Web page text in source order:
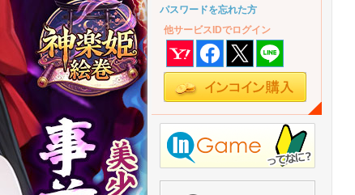
パスワードを忘れた方
他サービスIDでログイン